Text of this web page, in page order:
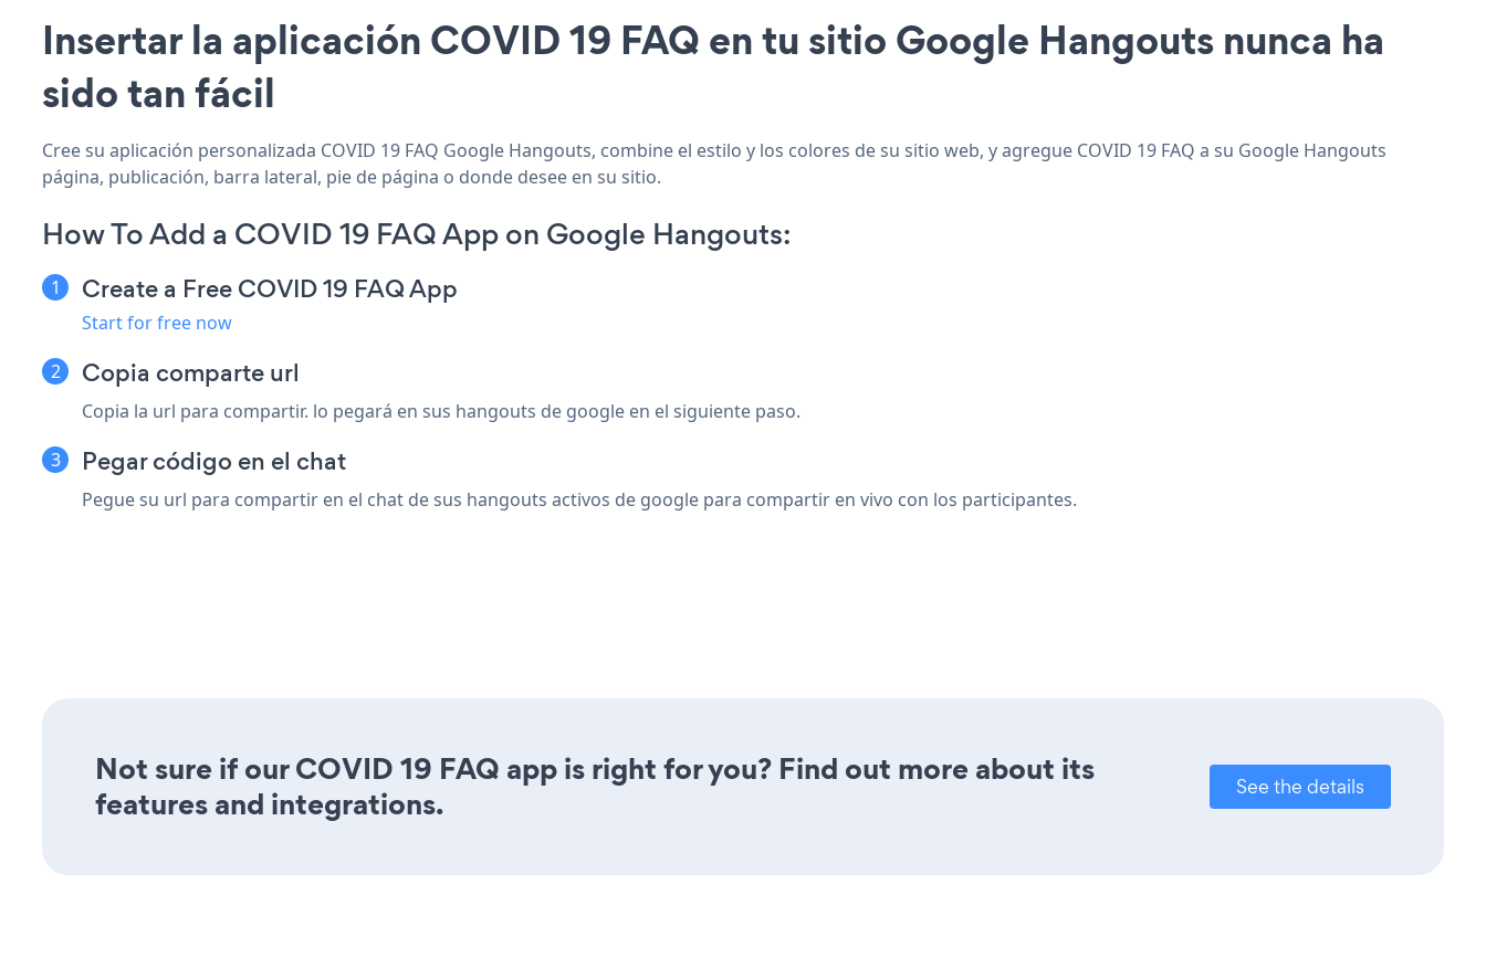
Insertar la aplicación COVID 19 FAQ en tu sitio Google Hangouts nunca ha
sido tan fácil
Cree su aplicación personalizada COVID 19 FAQ Google Hangouts, combine el estilo y los colores de su sitio web, y agregue COVID 19 FAQ a su Google Hangouts
página, publicación, barra lateral, pie de página o donde desee en su sitio.
How To Add a COVID 19 FAQ App on Google Hangouts:
Create a Free COVID 19 FAQ App
Start for free now
Copia comparte url
Copia la url para compartir. lo pegará en sus hangouts de google en el siguiente paso.
Pegar código en el chat
Pegue su url para compartir en el chat de sus hangouts activos de google para compartir en vivo con los participantes.
Not sure if our COVID 19 FAQ app is right for you? Find out more about its
features and integrations.
See the details